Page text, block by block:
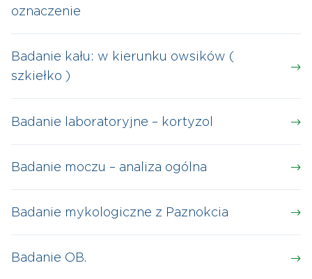
oznaczenie
Badanie kału: w kierunku owsików (
szkiełko )
Badanie laboratoryjne – kortyzol
Badanie moczu – analiza ogólna
Badanie mykologiczne z Paznokcia
Badanie OB.